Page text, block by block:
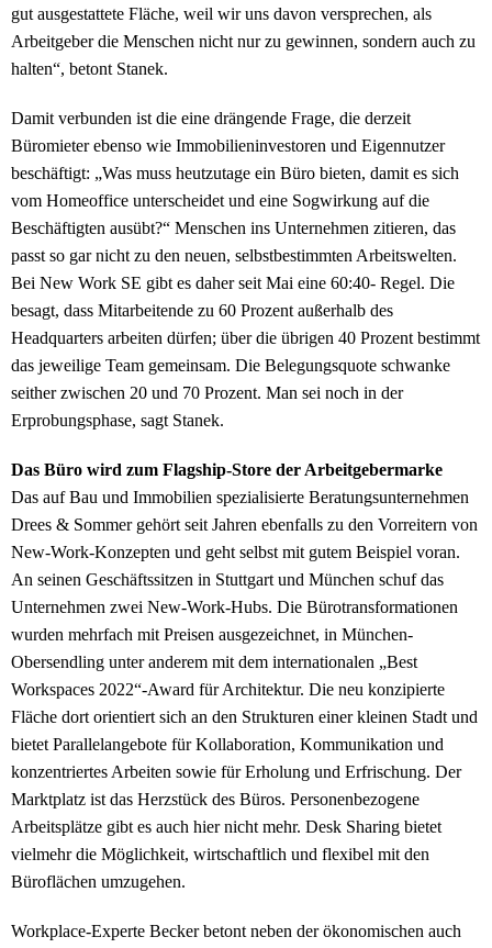
gut ausgestattete Fläche, weil wir uns davon versprechen, als
Arbeitgeber die Menschen nicht nur zu gewinnen, sondern auch zu
halten“, betont Stanek.
Damit verbunden ist die eine drängende Frage, die derzeit
Büromieter ebenso wie Immobilieninvestoren und Eigennutzer
beschäftigt: „Was muss heutzutage ein Büro bieten, damit es sich
vom Homeoffice unterscheidet und eine Sogwirkung auf die
Beschäftigten ausübt?“ Menschen ins Unternehmen zitieren, das
passt so gar nicht zu den neuen, selbstbestimmten Arbeitswelten.
Bei New Work SE gibt es daher seit Mai eine 60:40- Regel. Die
besagt, dass Mitarbeitende zu 60 Prozent außerhalb des
Headquarters arbeiten dürfen; über die übrigen 40 Prozent bestimmt
das jeweilige Team gemeinsam. Die Belegungsquote schwanke
seither zwischen 20 und 70 Prozent. Man sei noch in der
Erprobungsphase, sagt Stanek.
Das Büro wird zum Flagship-Store der Arbeitgebermarke
Das auf Bau und Immobilien spezialisierte Beratungsunternehmen
Drees & Sommer gehört seit Jahren ebenfalls zu den Vorreitern von
New-Work-Konzepten und geht selbst mit gutem Beispiel voran.
An seinen Geschäftssitzen in Stuttgart und München schuf das
Unternehmen zwei New-Work-Hubs. Die Bürotransformationen
wurden mehrfach mit Preisen ausgezeichnet, in München-
Obersendling unter anderem mit dem internationalen „Best
Workspaces 2022“-Award für Architektur. Die neu konzipierte
Fläche dort orientiert sich an den Strukturen einer kleinen Stadt und
bietet Parallelangebote für Kollaboration, Kommunikation und
konzentriertes Arbeiten sowie für Erholung und Erfrischung. Der
Marktplatz ist das Herzstück des Büros. Personenbezogene
Arbeitsplätze gibt es auch hier nicht mehr. Desk Sharing bietet
vielmehr die Möglichkeit, wirtschaftlich und flexibel mit den
Büroflächen umzugehen.
Workplace-Experte Becker betont neben der ökonomischen auch